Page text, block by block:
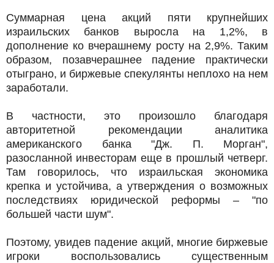
Суммарная цена акций пяти крупнейших
израильских банков выросла на 1,2%, в
дополнение ко вчерашнему росту на 2,9%. Таким
образом, позавчерашнее падение практически
отыграно, и биржевые спекулянты неплохо на нем
заработали.
В частности, это произошло благодаря
авторитетной рекомендации аналитика
американского банка "Дж. П. Морган",
разосланной инвесторам еще в прошлый четверг.
Там говорилось, что израильская экономика
крепка и устойчива, а утверждения о возможных
последствиях юридической реформы – "по
большей части шум".
Поэтому, увидев падение акций, многие биржевые
игроки воспользовались существенным